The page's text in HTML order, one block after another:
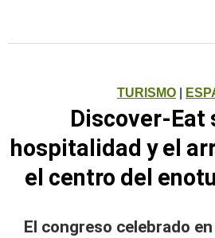
TURISMO
Discover-Eat
hospitalidad y el
el centro del
El congreso celebrado